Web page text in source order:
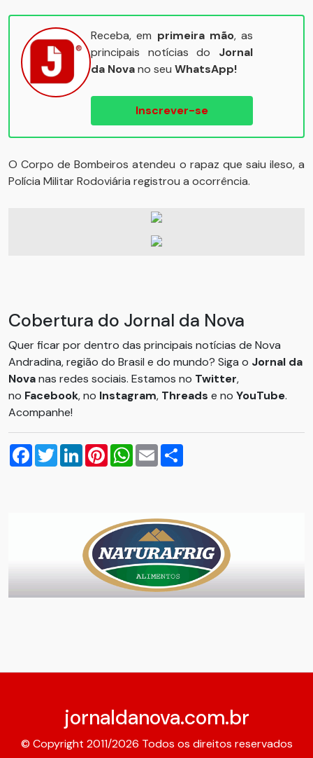
Receba, em primeira mão, as
principais notícias do Jornal
da Novano seu WhatsApp!
Inscrever-se
O Corpo de Bombeiros atendeu o rapaz que saiu ileso, a
Polícia Militar Rodoviária registrou a ocorrência.
Cobertura do Jornal da Nova
Quer ficar por dentro das principais notícias de Nova
Andradina, região do Brasil e do mundo? Siga o Jornal da
Novanas redes sociais. Estamos no Twitter,
no Facebook, no Instagram, Threads e no YouTube.
Acompanhe!
Facebook
TwitterLinkedInPinterestWhatsApp
Email
jornaldanova.com.br
© Copyright 2011/2026 Todos os direitos reservados